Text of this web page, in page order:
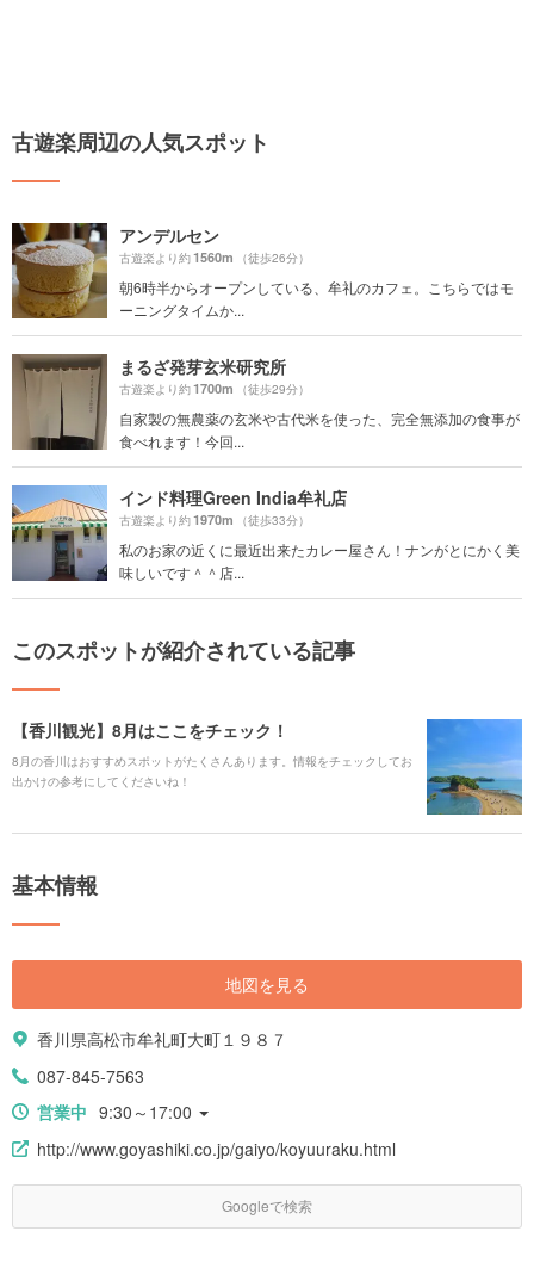
古遊楽周辺の人気スポット
アンデルセン
古遊楽より約1560m （徒歩26分）
朝6時半からオープンしている、牟礼のカフェ。こちらではモ
ーニングタイムか...
まるざ発芽玄米研究所
古遊楽より約1700m （徒歩29分）
自家製の無農薬の玄米や古代米を使った、完全無添加の食事が
食べれます！今回...
インド料理Green India牟礼店
古遊楽より約1970m （徒歩33分）
私のお家の近くに最近出来たカレー屋さん！ナンがとにかく美
味しいです＾＾店...
このスポットが紹介されている記事
【香川観光】8月はここをチェック！
8月の香川はおすすめスポットがたくさんあります。情報をチェックしてお
出かけの参考にしてくださいね！
基本情報
地図を見る
香川県高松市牟礼町大町１９８７
087-845-7563
営業中 9:30～17:00
http://www.goyashiki.co.jp/gaiyo/koyuuraku.html
Googleで検索